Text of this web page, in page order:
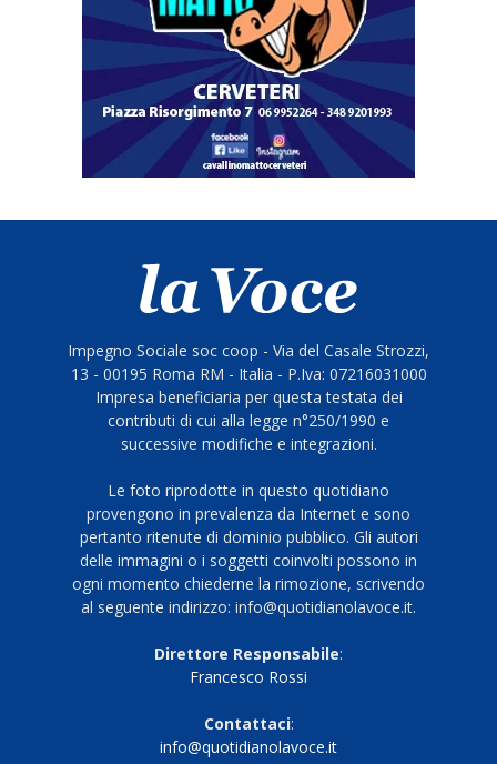
Impegno Sociale soc coop - Via del Casale Strozzi,
13 - 00195 Roma RM - Italia - P.Iva: 07216031000
Impresa beneficiaria per questa testata dei
contributi di cui alla legge n°250/1990 e
successive modifiche e integrazioni.
Le foto riprodotte in questo quotidiano
provengono in prevalenza da Internet e sono
pertanto ritenute di dominio pubblico. Gli autori
delle immagini o i soggetti coinvolti possono in
ogni momento chiederne la rimozione, scrivendo
al seguente indirizzo: info@quotidianolavoce.it.
Direttore Responsabile:
Francesco Rossi
Contattaci:
info@quotidianolavoce.it